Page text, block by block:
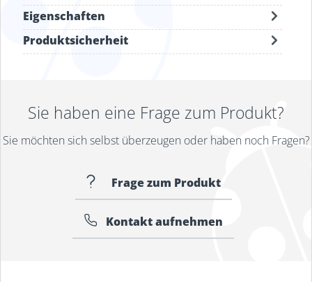
Eigenschaften
Produktsicherheit
Sie haben eine Frage zum Produkt?
Sie möchten sich selbst überzeugen oder haben noch Fragen?
Frage zum Produkt
Kontakt aufnehmen